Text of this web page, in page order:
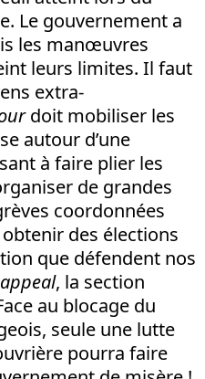
Le gouvernement a
les manœuvres
leurs limites. Il faut
extra-
doit mobiliser les
autour d’une
à faire plier les
de grandes
coordonnées
des élections
que défendent nos
, la section
au blocage du
seule une lutte
pourra faire